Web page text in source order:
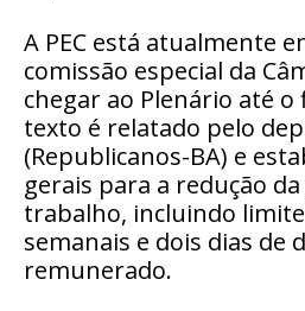
A PEC está atualmente
comissão especial da
chegar ao Plenário até o
texto é relatado pelo
(Republicanos-BA) e
gerais para a redução
trabalho, incluindo
semanais e dois dias de
remunerado.